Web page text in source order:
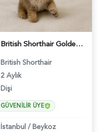
British Shorthair Golden Chinchilla Dişi - 5207
British Shorthair
2 Aylık
Dişi
GÜVENILIR ÜYE
İstanbul /Beykoz